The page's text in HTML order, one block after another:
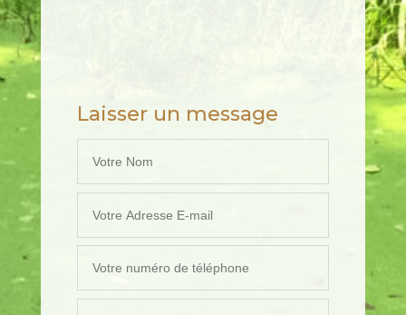
Laisser un message